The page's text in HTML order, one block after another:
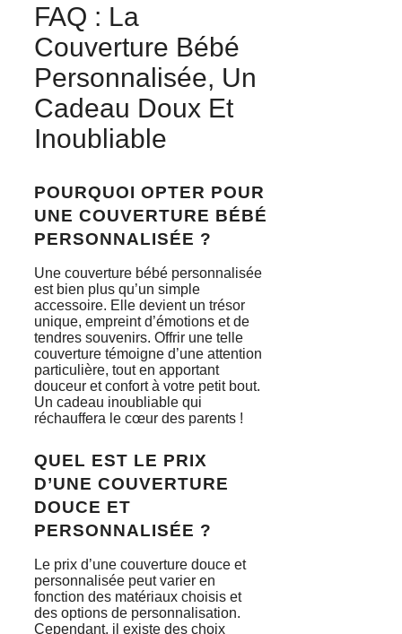
FAQ : La
Couverture Bébé
Personnalisée, Un
Cadeau Doux Et
Inoubliable
POURQUOI OPTER POUR
UNE COUVERTURE BÉBÉ
PERSONNALISÉE ?
Une couverture bébé personnalisée
est bien plus qu’un simple
accessoire. Elle devient un trésor
unique, empreint d’émotions et de
tendres souvenirs. Offrir une telle
couverture témoigne d’une attention
particulière, tout en apportant
douceur et confort à votre petit bout.
Un cadeau inoubliable qui
réchauffera le cœur des parents !
QUEL EST LE PRIX
D’UNE COUVERTURE
DOUCE ET
PERSONNALISÉE ?
Le prix d’une couverture douce et
personnalisée peut varier en
fonction des matériaux choisis et
des options de personnalisation.
Cependant, il existe des choix